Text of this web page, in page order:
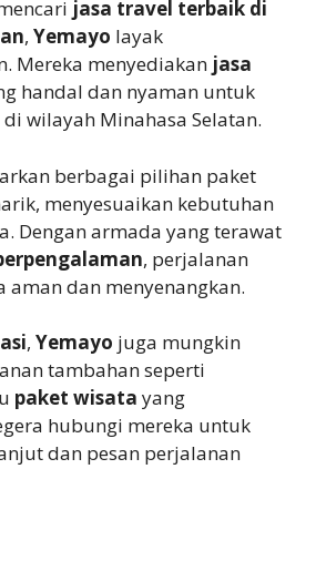
jasa travel terbaik di
, Yemayo layak
Mereka menyediakan jasa
handal dan nyaman untuk
wilayah Minahasa Selatan.
berbagai pilihan paket
menyesuaikan kebutuhan
Dengan armada yang terawat
, perjalanan
aman dan menyenangkan.
, Yemayo juga mungkin
tambahan seperti
paket wisata yang
hubungi mereka untuk
dan pesan perjalanan